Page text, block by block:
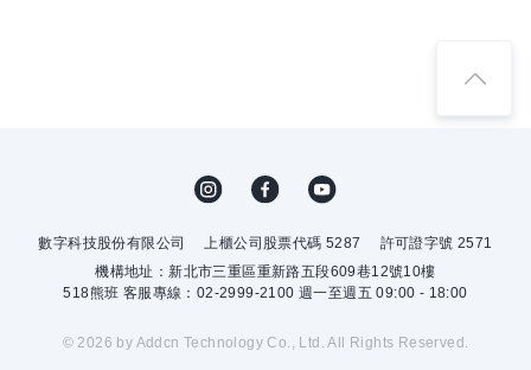
數字科技股份有限公司 上櫃公司股票代碼 5287
許可證字號 2571
機構地址：新北市三重區重新路五段609巷12號10樓
518熊班 客服專線：02-2999-2100 週一至週五 09:00 - 18:00
© 2026 by Addcn Technology Co., Ltd. All Rights Reserved.